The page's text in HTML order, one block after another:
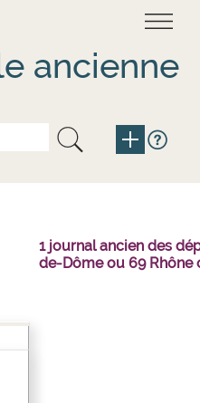
ancienne
1 journal ancien des
de-Dôme ou 69 Rhône